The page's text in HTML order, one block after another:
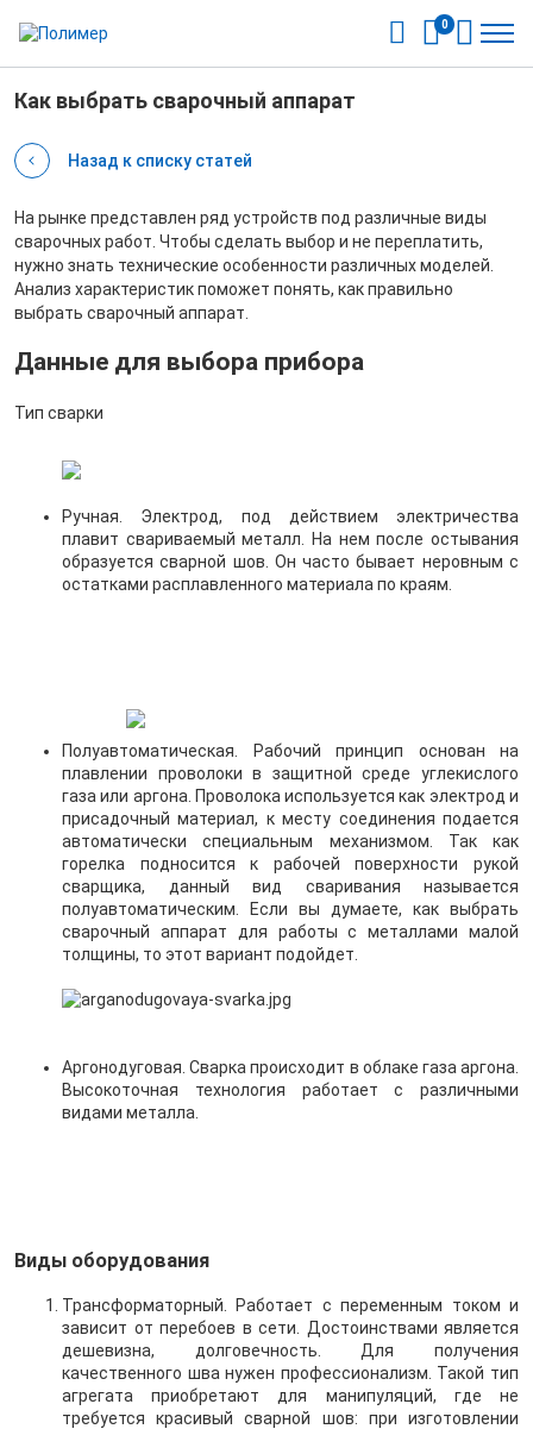
0
Как выбрать сварочный аппарат
Назад к списку статей
На рынке представлен ряд устройств под различные виды
сварочных работ. Чтобы сделать выбор и не переплатить,
нужно знать технические особенности различных моделей.
Анализ характеристик поможет понять, как правильно
выбрать сварочный аппарат.
Данные для выбора прибора
Тип сварки
Ручная. Электрод, под действием электричества
плавит свариваемый металл. На нем после остывания
образуется сварной шов. Он часто бывает неровным с
остатками расплавленного материала по краям.
Полуавтоматическая. Рабочий принцип основан на
плавлении проволоки в защитной среде углекислого
газа или аргона. Проволока используется как электрод и
присадочный материал, к месту соединения подается
автоматически специальным механизмом. Так как
горелка подносится к рабочей поверхности рукой
сварщика, данный вид сваривания называется
полуавтоматическим. Если вы думаете, как выбрать
сварочный аппарат для работы с металлами малой
толщины, то этот вариант подойдет.
Аргонодуговая. Сварка происходит в облаке газа аргона.
Высокоточная технология работает с различными
видами металла.
Виды оборудования
Трансформаторный. Работает с переменным током и
зависит от перебоев в сети. Достоинствами является
дешевизна, долговечность. Для получения
качественного шва нужен профессионализм. Такой тип
агрегата приобретают для манипуляций, где не
требуется красивый сварной шов: при изготовлении